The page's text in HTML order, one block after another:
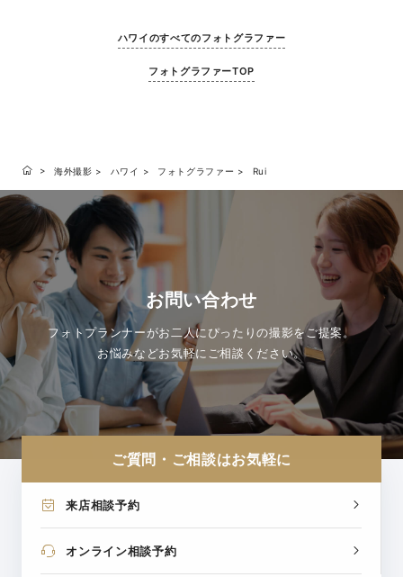
ハワイのすべてのフォトグラファー
フォトグラファーTOP
海外撮影 ハワイ フォトグラファー Rui
お問い合わせ
フォトプランナーがお二人にぴったりの撮影をご提案。
お悩みなどお気軽にご相談ください。
ご質問・ご相談はお気軽に
来店相談予約
オンライン相談予約